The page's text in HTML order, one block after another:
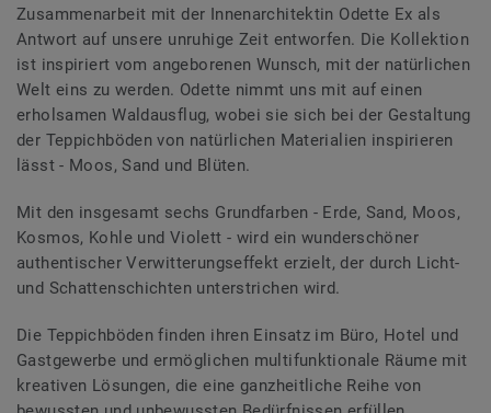
Zusammenarbeit mit der Innenarchitektin Odette Ex als
Antwort auf unsere unruhige Zeit entworfen. Die Kollektion
ist inspiriert vom angeborenen Wunsch, mit der natürlichen
Welt eins zu werden. Odette nimmt uns mit auf einen
erholsamen Waldausflug, wobei sie sich bei der Gestaltung
der Teppichböden von natürlichen Materialien inspirieren
lässt - Moos, Sand und Blüten.
Mit den insgesamt sechs Grundfarben - Erde, Sand, Moos,
Kosmos, Kohle und Violett - wird ein wunderschöner
authentischer Verwitterungseffekt erzielt, der durch Licht-
und Schattenschichten unterstrichen wird.
Die Teppichböden finden ihren Einsatz im Büro, Hotel und
Gastgewerbe und ermöglichen multifunktionale Räume mit
kreativen Lösungen, die eine ganzheitliche Reihe von